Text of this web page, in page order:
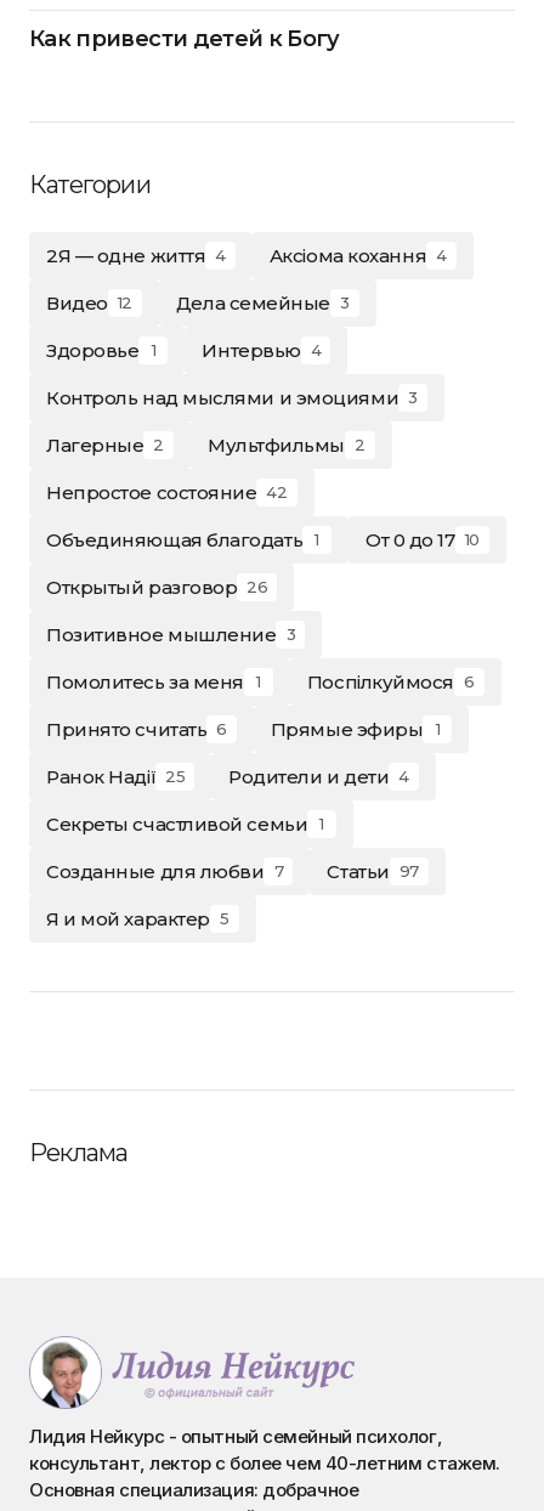
Как привести детей к Богу
Категории
2Я — одне життя 4 Аксіома кохання 4
Видео 12 Дела семейные 3
Здоровье 1 Интервью 4
Контроль над мыслями и эмоциями 3
Лагерные 2 Мультфильмы 2
Непростое состояние 42
Объединяющая благодать 1 От 0 до 17 10
Открытый разговор 26
Позитивное мышление 3
Помолитесь за меня 1 Поспілкуймося 6
Принято считать 6 Прямые эфиры 1
Ранок Надії 25 Родители и дети 4
Секреты счастливой семьи 1
Созданные для любви 7 Статьи 97
Я и мой характер 5
Реклама
Лидия Нейкурс - опытный семейный психолог,
консультант, лектор с более чем 40-летним стажем.
Основная специализация: добрачное